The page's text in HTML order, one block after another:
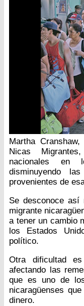
Martha
Nicas
nacionales en
disminuyendo
provenientes de
Se desconoce así
migrante
a tener un cambio
los Estados
político.
Otra dificultad
afectando las
que es uno de
nicaragüenses
dinero.